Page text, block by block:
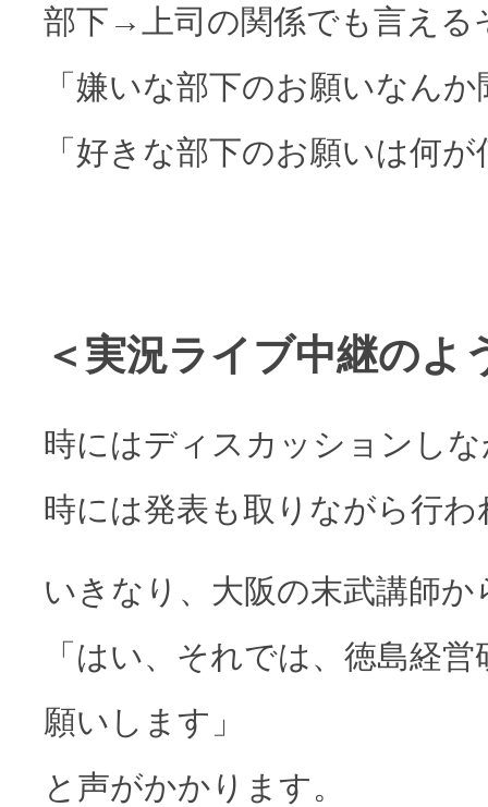
部下→上司の関係でも言える
「嫌いな部下のお願いなん
「好きな部下のお願いは何
＜実況ライブ中継のよ
時にはディスカッションし
時には発表も取りながら行
いきなり、大阪の末武講師か
「はい、それでは、徳島経
願いします」
と声がかかります。